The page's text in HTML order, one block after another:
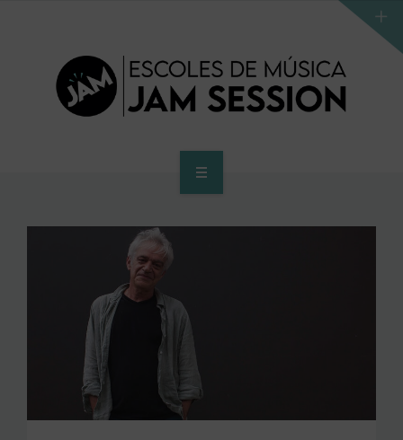
ACCES PROGRAM TO HIGHER SCHOOL
HIGHER SCHOOL
JAM FOUNDATION